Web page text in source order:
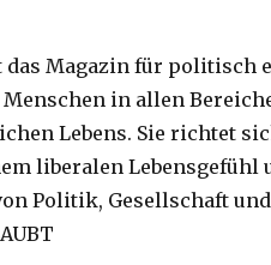
Magazin für politisch
in allen
Lebens. Sie richtet
liberalen
Politik, Gesellschaft